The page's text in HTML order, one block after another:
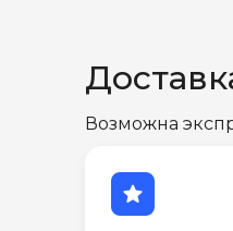
Возможна
star